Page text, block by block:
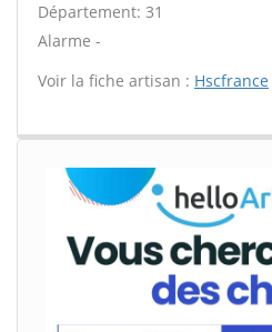
Département: 31
Alarme -
Voir la fiche artisan : Hscfrance